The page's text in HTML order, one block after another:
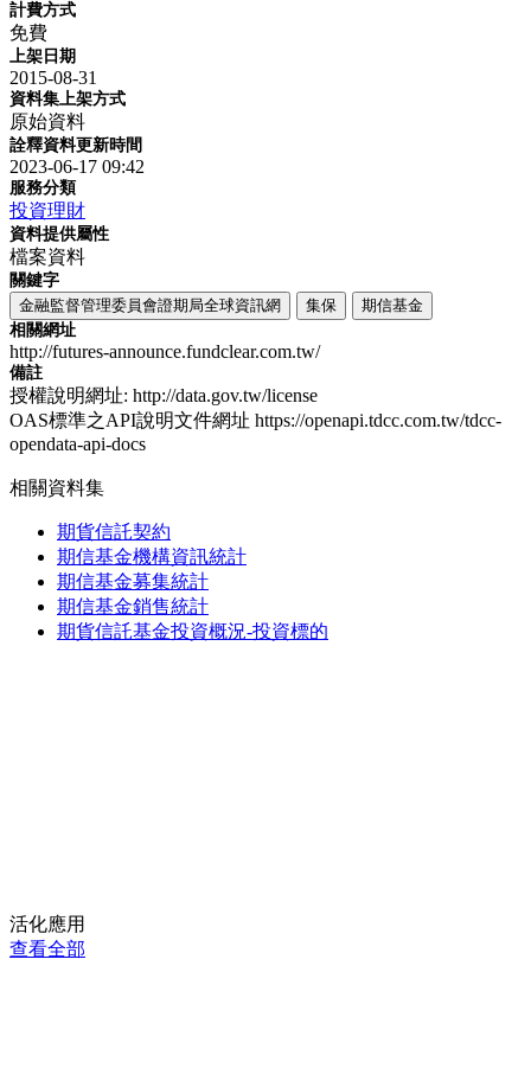
計費方式
免費
上架日期
2015-08-31
資料集上架方式
原始資料
詮釋資料更新時間
2023-06-17 09:42
服務分類
投資理財
資料提供屬性
檔案資料
關鍵字
金融監督管理委員會證期局全球資訊網
集保
期信基金
相關網址
http://futures-announce.fundclear.com.tw/
備註
授權說明網址: http://data.gov.tw/license
OAS標準之API說明文件網址 https://openapi.tdcc.com.tw/tdcc-
opendata-api-docs
相關資料集
期貨信託契約
期信基金機構資訊統計
期信基金募集統計
期信基金銷售統計
期貨信託基金投資概況-投資標的
活化應用
查看全部